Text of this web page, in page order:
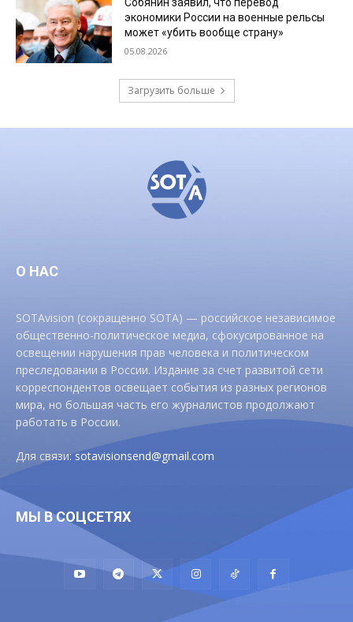
экономики России на военные рельсы
может «убить вообще страну»
05.08.2026
Загрузить больше
О НАС
SOTAvision (сокращенно SOTA) — российское независимое
общественно-политическое медиа, сфокусированное на
освещении нарушения прав человека и политическом
преследовании в России. Издание за счет развитой сети
корреспондентов освещает события из разных регионов
мира, но большая часть его журналистов продолжают
работать в России.
Для связи:sotavisionsend@gmail.com
МЫ В СОЦСЕТЯХ